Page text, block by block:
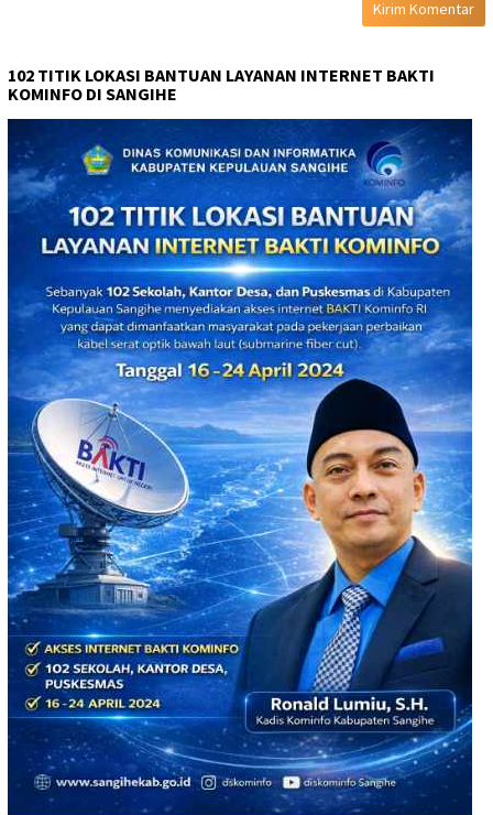
102 TITIK LOKASI BANTUAN LAYANAN INTERNET BAKTI
KOMINFO DI SANGIHE